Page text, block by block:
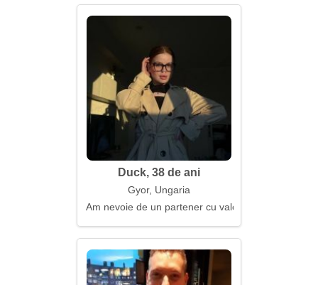
Duck, 38 de ani
Gyor, Ungaria
Am nevoie de un partener cu valori de viață